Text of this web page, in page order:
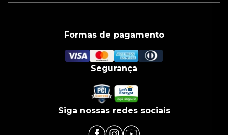
Formas de pagamento
Segurança
Siga nossas redes sociais